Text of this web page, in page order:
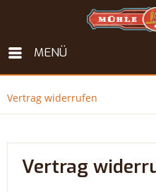
MENÜ
Vertrag widerrufen
Vertrag